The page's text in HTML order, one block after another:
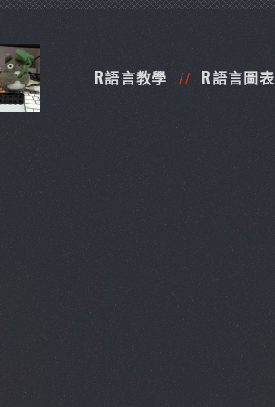
R語言教學 R語言圖表